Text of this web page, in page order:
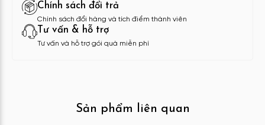
Chính sách đổi trả
Chính sách đổi hàng và tích điểm thành viên
Tư vấn & hỗ trợ
Tư vấn và hỗ trợ gói quà miễn phí
Sản phẩm liên quan